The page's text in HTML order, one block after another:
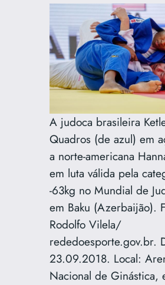
A judoca brasileira
Quadros (de azul) em
a norte-americana
em luta válida pela
-63kg no Mundial de
em Baku (Azerbaijão).
Rodolfo Vilela/
rededoesporte.gov.br.
23.09.2018. Local:
Nacional de Ginástica,